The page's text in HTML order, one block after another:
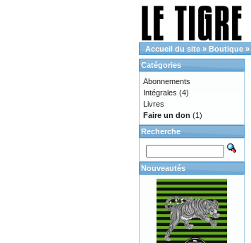
Accueil du site » Boutique »
Catégories
Abonnements
Intégrales (4)
Livres
Faire un don (1)
Recherche
Nouveautés